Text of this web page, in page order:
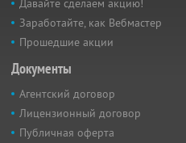
Давайте сделаем акцию!
Заработайте, как Вебмастер
Прошедшие акции
Документы
Агентский договор
Лицензионный договор
Публичная оферта